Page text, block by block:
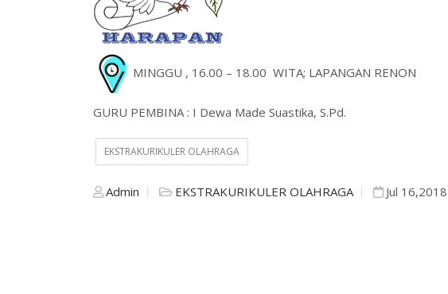
MINGGU , 16.00 – 18.00 WITA; LAPANGAN RENON
GURU PEMBINA : I Dewa Made Suastika, S.Pd.
EKSTRAKURIKULER OLAHRAGA
Admin EKSTRAKURIKULER OLAHRAGA Jul 16,2018